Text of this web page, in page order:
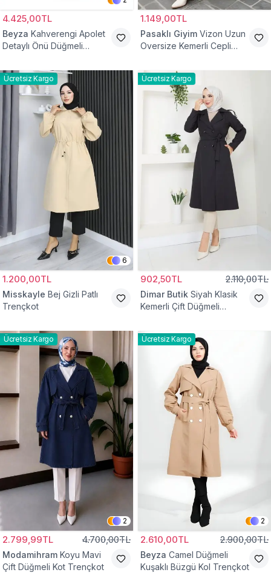
4.425,00TL
Beyza Kahverengi Apolet
Detaylı Önü Düğmeli
1.149,00TL
Pasaklı Giyim Vizon Uzun
Oversize Kemerli Cepli
Ücretsiz Kargo
6
1.200,00TL
Misskayle Bej Gizli Patlı
Trençkot
Ücretsiz Kargo
902,50TL 2.110,00TL
Dimar Butik Siyah Klasik
Kemerli Çift Düğmeli
Ücretsiz Kargo
2
2.799,99TL 4.700,00TL
Modamihram Koyu Mavi
Çift Düğmeli Kot Trençkot
Ücretsiz Kargo
2
2.610,00TL 2.900,00TL
Beyza Camel Düğmeli
Kuşaklı Büzgü Kol Trençkot